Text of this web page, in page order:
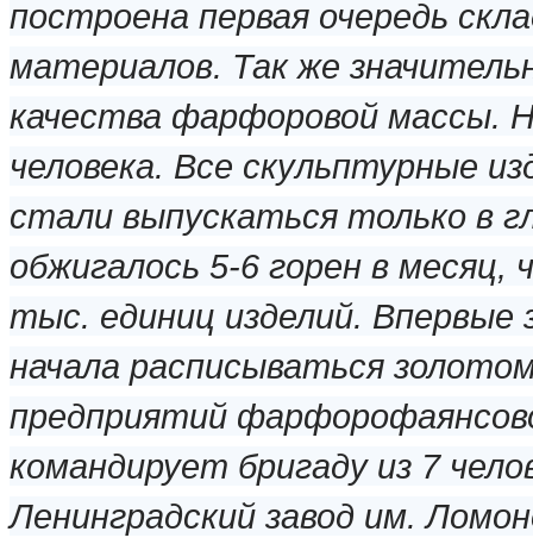
построена первая очередь
материалов. Так же
качества фарфоровой массы.
человека. Все скульптурные
стали выпускаться только в
обжигалось 5-6 горен в месяц,
тыс. единиц изделий. Впервые
начала расписываться
предприятий
командирует бригаду из 7
Ленинградский завод им.